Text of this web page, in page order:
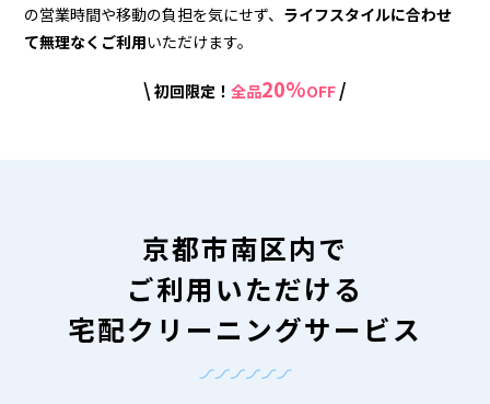
の営業時間や移動の負担を気にせず、 ライフスタイルに合わせ
て無理なくご利用いただけます。
\ 初回限定！ 全品20%OFF /
京都市南区内で
ご利用いただける
宅配クリーニングサービス